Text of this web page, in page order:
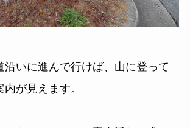
沿いに進んで行けば、山に登って
が見えます。